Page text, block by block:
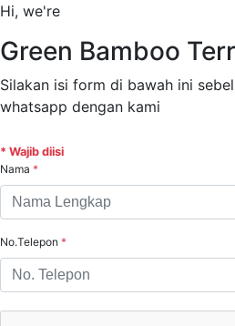
Hi, we're
Green Bamboo
Silakan isi form di bawah ini
whatsapp dengan kami
* Wajib diisi
Nama *
No.Telepon *